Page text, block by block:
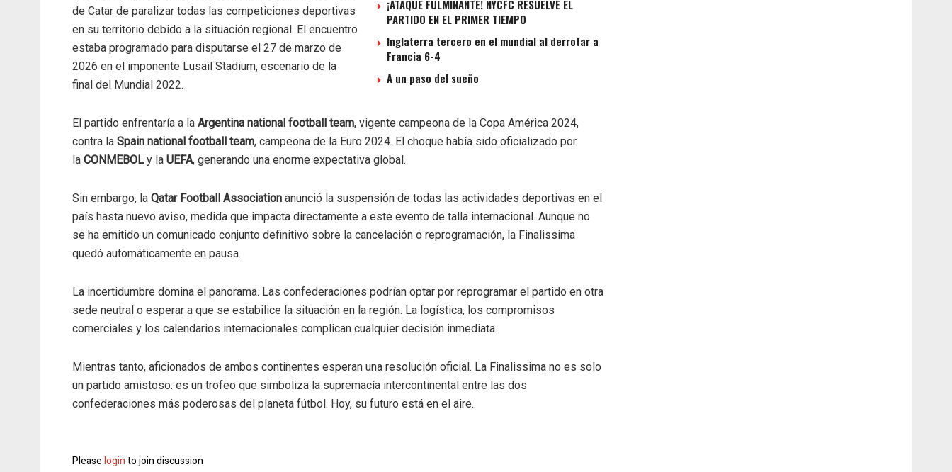
¡ATAQUE FULMINANTE! NYCFC RESUELVE EL
PARTIDO EN EL PRIMER TIEMPO
Inglaterra tercero en el mundial al derrotar a
Francia 6-4
A un paso del sueño
de Catar de paralizar todas las competiciones deportivas
en su territorio debido a la situación regional. El encuentro
estaba programado para disputarse el 27 de marzo de
2026 en el imponente Lusail Stadium, escenario de la
final del Mundial 2022.
El partido enfrentaría a la Argentina national football team, vigente campeona de la Copa América 2024,
contra la Spain national football team, campeona de la Euro 2024. El choque había sido oficializado por
la CONMEBOLy la UEFA, generando una enorme expectativa global.
Sin embargo, la Qatar Football Association anunció la suspensión de todas las actividades deportivas en el
país hasta nuevo aviso, medida que impacta directamente a este evento de talla internacional. Aunque no
se ha emitido un comunicado conjunto definitivo sobre la cancelación o reprogramación, la Finalissima
quedó automáticamente en pausa.
La incertidumbre domina el panorama. Las confederaciones podrían optar por reprogramar el partido en otra
sede neutral o esperar a que se estabilice la situación en la región. La logística, los compromisos
comerciales y los calendarios internacionales complican cualquier decisión inmediata.
Mientras tanto, aficionados de ambos continentes esperan una resolución oficial. La Finalissima no es solo
un partido amistoso: es un trofeo que simboliza la supremacía intercontinental entre las dos
confederaciones más poderosas del planeta fútbol. Hoy, su futuro está en el aire.
Pleaseloginto join discussion